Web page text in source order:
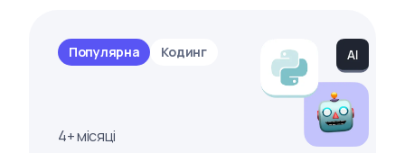
Популярна Кодинг
4+ місяці